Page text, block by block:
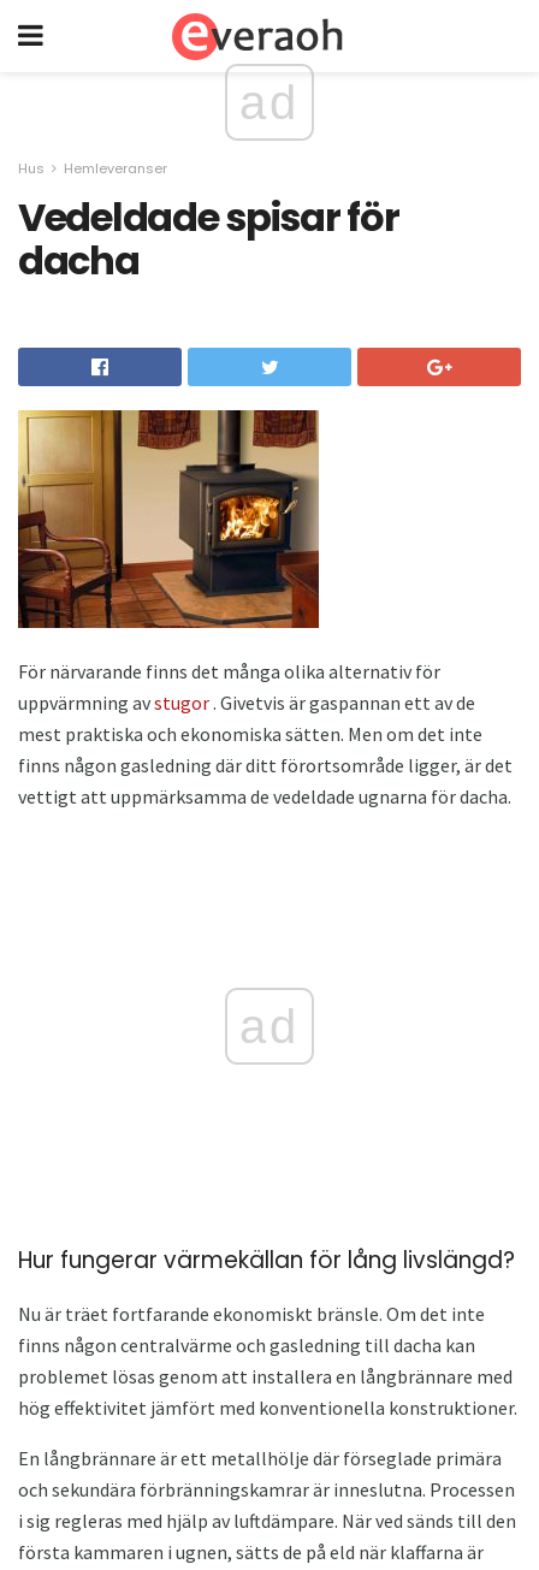
ad
Hus Hemleveranser
Vedeldade spisar för
dacha
För närvarande finns det många olika alternativ för
uppvärmning avstugor. Givetvis är gaspannan ett av de
mest praktiska och ekonomiska sätten. Men om det inte
finns någon gasledning där ditt förortsområde ligger, är det
vettigt att uppmärksamma de vedeldade ugnarna för dacha.
ad
Hur fungerar värmekällan för lång livslängd?
Nu är träet fortfarande ekonomiskt bränsle. Om det inte
finns någon centralvärme och gasledning till dacha kan
problemet lösas genom att installera en långbrännare med
hög effektivitet jämfört med konventionella konstruktioner.
En långbrännare är ett metallhölje där förseglade primära
och sekundära förbränningskamrar är inneslutna. Processen
i sig regleras med hjälp av luftdämpare. När ved sänds till den
första kammaren i ugnen, sätts de på eld när klaffarna är